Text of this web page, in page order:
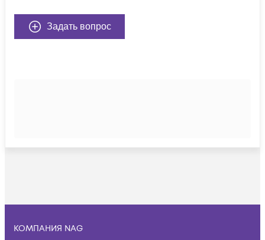
Задать вопрос
КОМПАНИЯ NAG